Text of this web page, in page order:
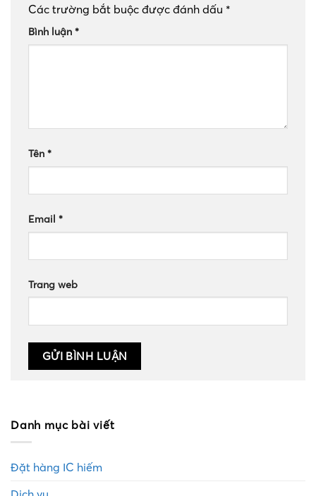
Các trường bắt buộc được đánh dấu *
Bình luận *
Tên *
Email *
Trang web
Danh mục bài viết
Đặt hàng IC hiếm